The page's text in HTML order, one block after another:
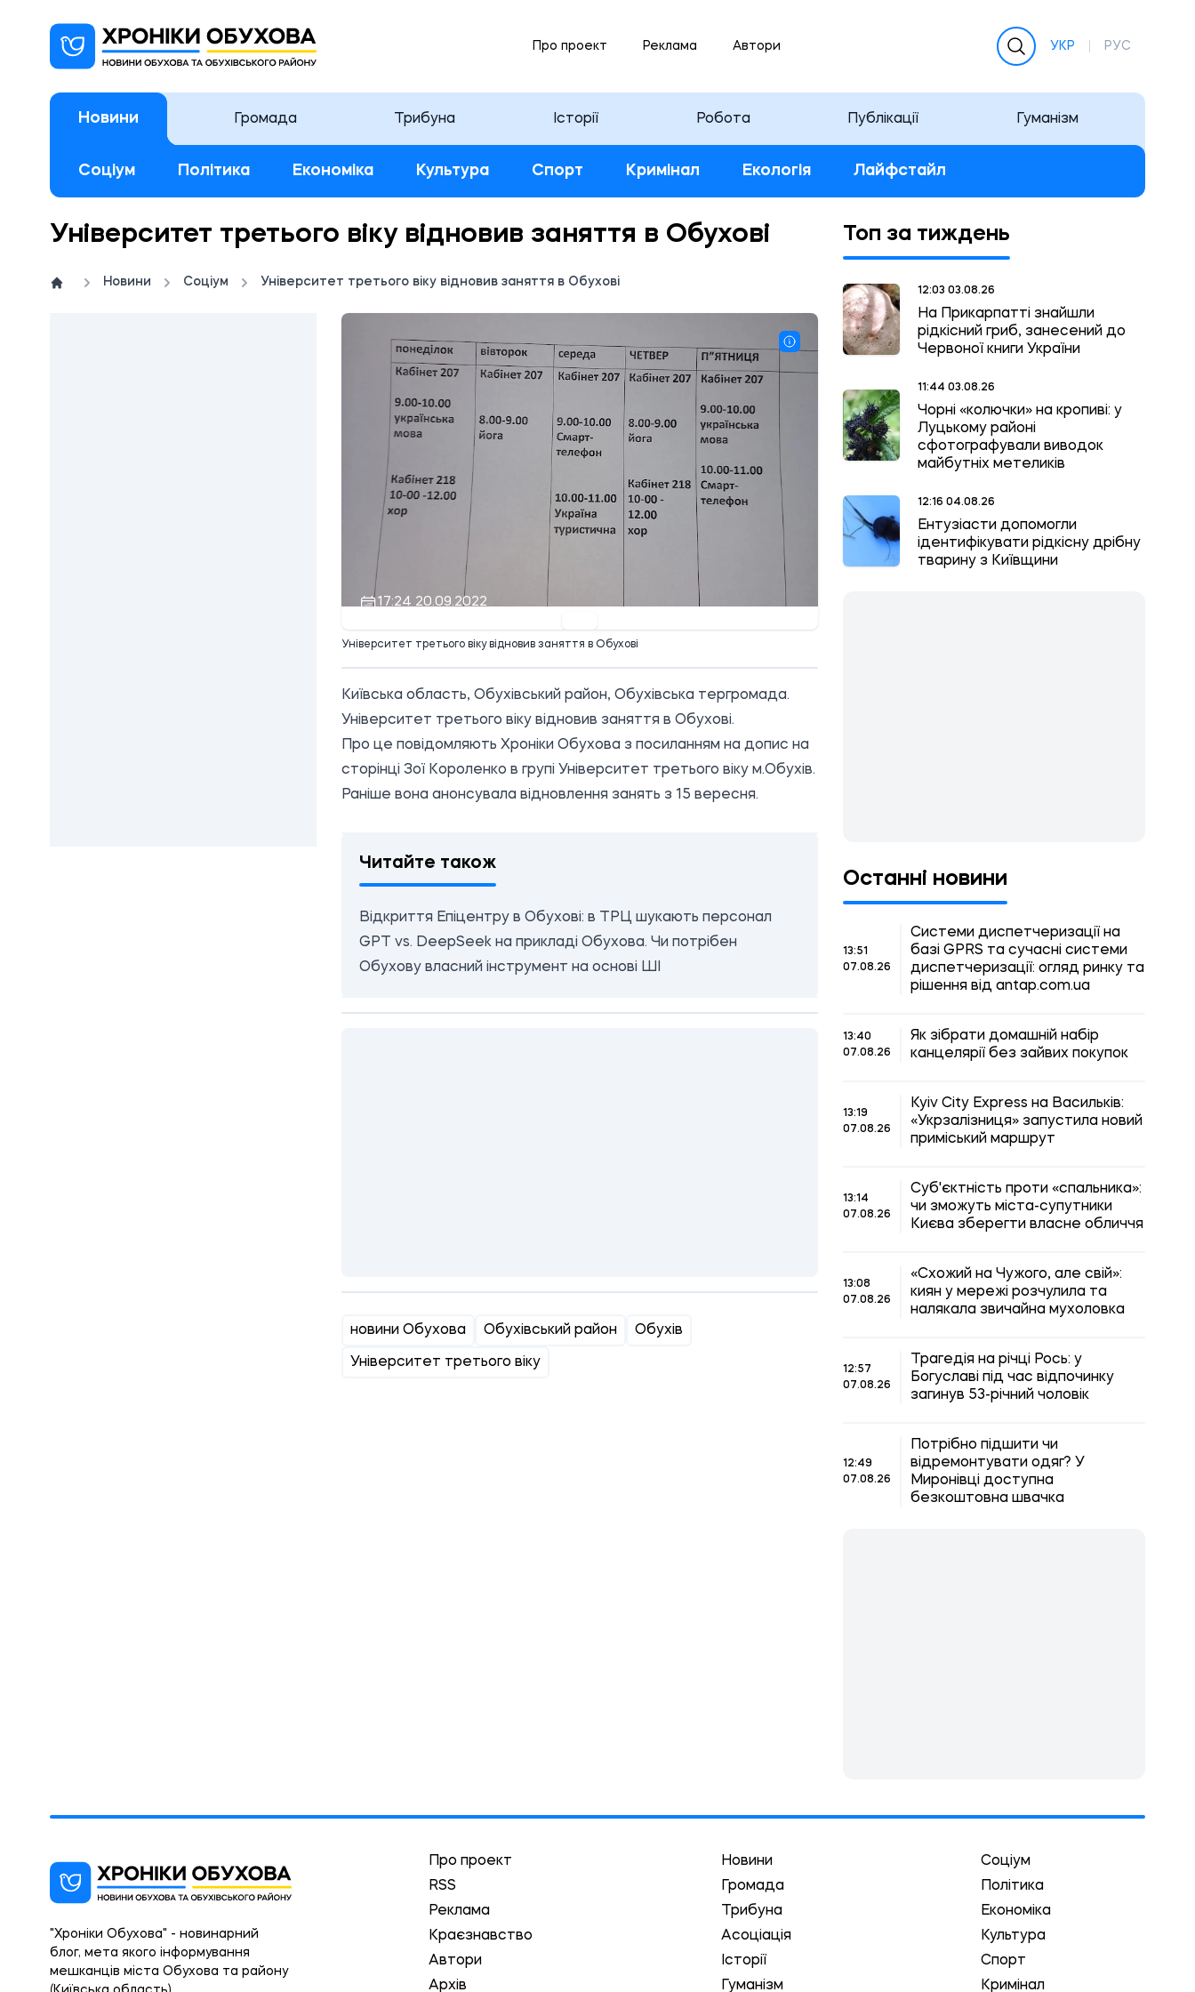
Про проект Реклама Автори УКР РУС
Новини Громада Трибуна Історії Робота Публікації Гуманізм
Соціум Політика Економіка Культура Спорт Кримінал Екологія Лайфстайл
Університет третього віку відновив заняття в Обухові
Новини Соціум Університет третього віку відновив заняття в Обухові
17:24 20.09.2022
Університет третього віку відновив заняття в Обухові
Київська область, Обухівський район, Обухівська тергромада.
Університет третього віку відновив заняття в Обухові.
Про це повідомляють Хроніки Обухова з посиланням на допис на
сторінці Зої Короленко в групі Університет третього віку м.Обухів.
Раніше вона анонсувала відновлення занять з 15 вересня.
Читайте також
Відкриття Епіцентру в Обухові: в ТРЦ шукають персонал
GPT vs. DeepSeek на прикладі Обухова. Чи потрібен
Обухову власний інструмент на основі ШІ
новини Обухова Обухівський район Обухів
Університет третього віку
Топ за тиждень
12:03 03.08.26
На Прикарпатті знайшли
рідкісний гриб, занесений до
Червоної книги України
11:44 03.08.26
Чорні «колючки» на кропиві: у
Луцькому районі
сфотографували виводок
майбутніх метеликів
12:16 04.08.26
Ентузіасти допомогли
ідентифікувати рідкісну дрібну
тварину з Київщини
Останні новини
13:51
07.08.26
Системи диспетчеризації на
базі GPRS та сучасні системи
диспетчеризації: огляд ринку та
рішення від antap.com.ua
13:40
07.08.26
Як зібрати домашній набір
канцелярії без зайвих покупок
13:19
07.08.26
Kyiv City Express на Васильків:
«Укрзалізниця» запустила новий
приміський маршрут
13:14
07.08.26
Суб'єктність проти «спальника»:
чи зможуть міста-супутники
Києва зберегти власне обличчя
13:08
07.08.26
«Схожий на Чужого, але свій»:
киян у мережі розчулила та
налякала звичайна мухоловка
12:57
07.08.26
Трагедія на річці Рось: у
Богуславі під час відпочинку
загинув 53-річний чоловік
12:49
07.08.26
Потрібно підшити чи
відремонтувати одяг? У
Миронівці доступна
безкоштовна швачка
Про проект
RSS
Реклама
Краєзнавство
Автори
Архів
Новини
Громада
Трибуна
Асоціація
Історії
Гуманізм
Соціум
Політика
Економіка
Культура
Спорт
Кримінал
"Хроніки Обухова" - новинарний
блог, мета якого інформування
мешканців міста Обухова та району